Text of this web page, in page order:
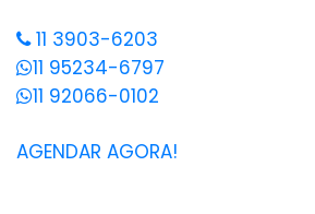
11 3903-6203
11 95234-6797
11 92066-0102
AGENDAR AGORA!